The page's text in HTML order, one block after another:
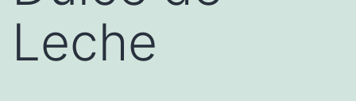
Leche